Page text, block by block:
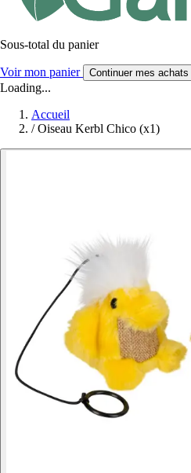
Sous-total du panier
Voir mon panier Continuer mes achats
Loading...
Accueil
/ Oiseau Kerbl Chico (x1)